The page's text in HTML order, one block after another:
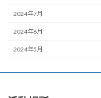
2024年7月
2024年6月
2024年5月